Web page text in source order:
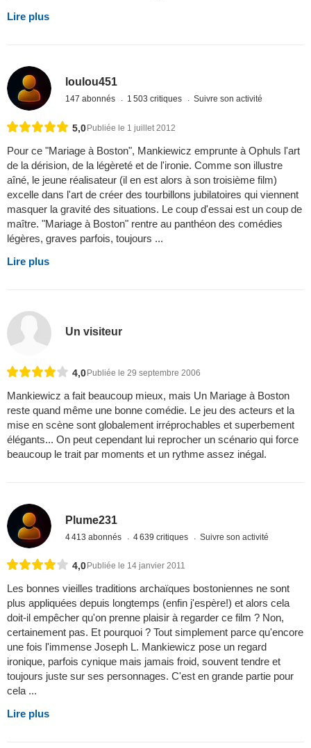
Lire plus
loulou451
147 abonnés 1 503 critiques Suivre son activité
5,0Publiée le 1 juillet 2012
Pour ce "Mariage à Boston", Mankiewicz emprunte à Ophuls l'art
de la dérision, de la légèreté et de l'ironie. Comme son illustre
aîné, le jeune réalisateur (il en est alors à son troisième film)
excelle dans l'art de créer des tourbillons jubilatoires qui viennent
masquer la gravité des situations. Le coup d'essai est un coup de
maître. "Mariage à Boston" rentre au panthéon des comédies
légères, graves parfois, toujours ...
Lire plus
Un visiteur
4,0 Publiée le 29 septembre 2006
Mankiewicz a fait beaucoup mieux, mais Un Mariage à Boston
reste quand même une bonne comédie. Le jeu des acteurs et la
mise en scène sont globalement irréprochables et superbement
élégants... On peut cependant lui reprocher un scénario qui force
beaucoup le trait par moments et un rythme assez inégal.
Plume231
4 413 abonnés 4 639 critiques Suivre son activité
4,0 Publiée le 14 janvier 2011
Les bonnes vieilles traditions archaïques bostoniennes ne sont
plus appliquées depuis longtemps (enfin j'espère!) et alors cela
doit-il empêcher qu'on prenne plaisir à regarder ce film ? Non,
certainement pas. Et pourquoi ? Tout simplement parce qu'encore
une fois l'immense Joseph L. Mankiewicz pose un regard
ironique, parfois cynique mais jamais froid, souvent tendre et
toujours juste sur ses personnages. C'est en grande partie pour
cela ...
Lire plus